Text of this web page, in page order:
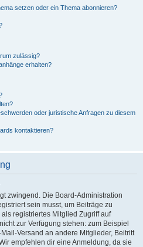
setzen oder ein Thema abonnieren?
zulässig?
erhalten?
oder juristische Anfragen zu diesem
kontaktieren?
zwingend. Die Board-Administration
sein musst, um Beiträge zu
registriertes Mitglied Zugriff auf
zur Verfügung stehen: zum Beispiel
Versand an andere Mitglieder, Beitritt
empfehlen dir eine Anmeldung, da sie